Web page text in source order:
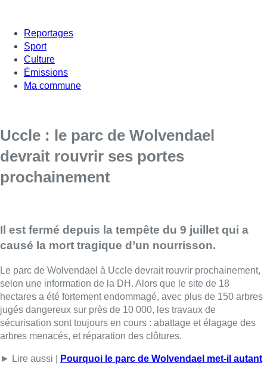
Reportages
Sport
Culture
Émissions
Ma commune
Uccle : le parc de Wolvendael
devrait rouvrir ses portes
prochainement
Il est fermé depuis la tempête du 9 juillet qui a
causé la mort tragique d’un nourrisson.
Le parc de Wolvendael à Uccle devrait rouvrir prochainement,
selon une information de la DH. Alors que le site de 18
hectares a été fortement endommagé, avec plus de 150 arbres
jugés dangereux sur près de 10 000, les travaux de
sécurisation sont toujours en cours : abattage et élagage des
arbres menacés, et réparation des clôtures.
► Lire aussi |
Pourquoi le parc de Wolvendael met-il autant